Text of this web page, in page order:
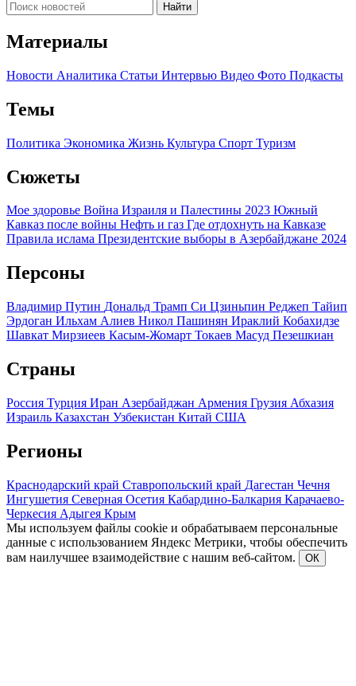
Найти
Материалы
Новости Аналитика Статьи Интервью Видео Фото Подкасты
Темы
Политика Экономика Жизнь Культура Спорт Туризм
Сюжеты
Мое здоровье Война Израиля и Палестины 2023 Южный
Кавказ после войны Нефть и газ Где отдохнуть на Кавказе
Правила ислама Президентские выборы в Азербайджане 2024
Персоны
Владимир Путин Дональд Трамп Си Цзиньпин Реджеп Тайип
Эрдоган Ильхам Алиев Никол Пашинян Ираклий Кобахидзе
Шавкат Мирзиеев Касым-Жомарт Токаев Масуд Пезешкиан
Страны
Россия Турция Иран Азербайджан Армения Грузия Абхазия
Израиль Казахстан Узбекистан Китай США
Регионы
Краснодарский край Ставропольский край Дагестан Чечня
Ингушетия Северная Осетия Кабардино-Балкария Карачаево-
Черкесия Адыгея Крым
Мы используем файлы cookie и обрабатываем персональные
данные с использованием Яндекс Метрики, чтобы обеспечить
вам наилучшее взаимодействие с нашим веб-сайтом.
ОК